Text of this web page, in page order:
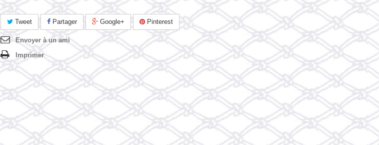
Tweet Partager Google+ Pinterest
Envoyer à un ami
Imprimer